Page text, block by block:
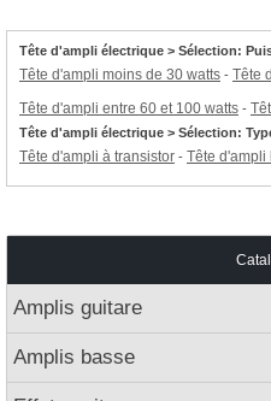
Tête d'ampli électrique > Sélection:
Tête d'ampli moins de 30 watts - Tête
Tête d'ampli entre 60 et 100 watts -
Tête d'ampli électrique > Sélection:
Tête d'ampli à transistor - Tête d'ampli
Amplis guitare
Amplis basse